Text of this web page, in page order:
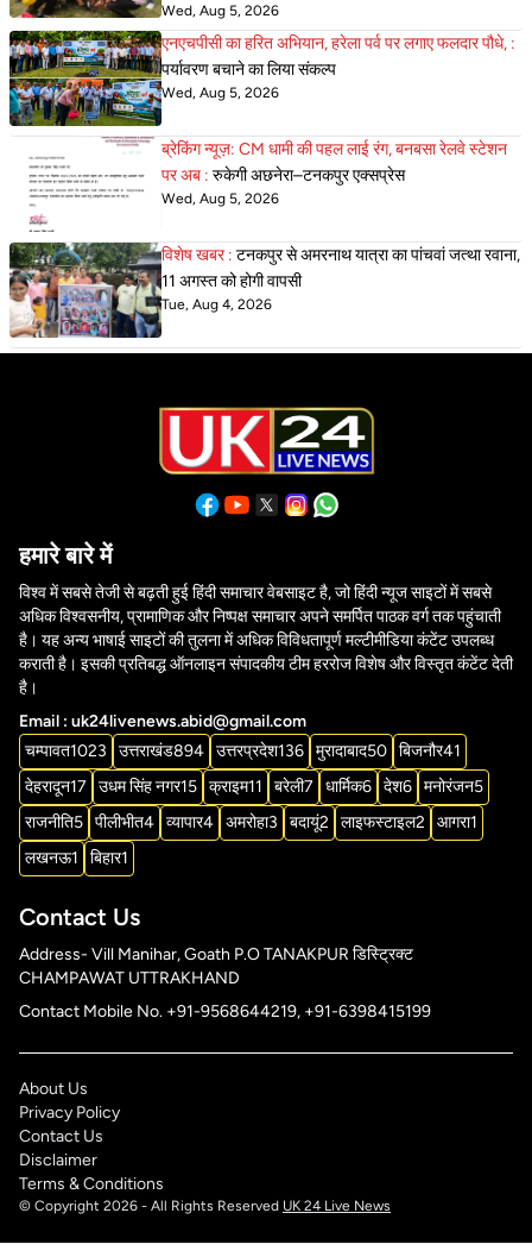
Wed, Aug 5, 2026
एनएचपीसी का हरित अभियान, हरेला पर्व पर लगाए फलदार पौधे, :
पर्यावरण बचाने का लिया संकल्प
Wed, Aug 5, 2026
ब्रेकिंग न्यूज़: CM धामी की पहल लाई रंग, बनबसा रेलवे स्टेशन
पर अब : रुकेगी अछनेरा–टनकपुर एक्सप्रेस
Wed, Aug 5, 2026
विशेष खबर : टनकपुर से अमरनाथ यात्रा का पांचवां जत्था रवाना,
11 अगस्त को होगी वापसी
Tue, Aug 4, 2026
हमारे बारे में
विश्व में सबसे तेजी से बढ़ती हुई हिंदी समाचार वेबसाइट है, जो हिंदी न्यूज साइटों में सबसे
अधिक विश्वसनीय, प्रामाणिक और निष्पक्ष समाचार अपने समर्पित पाठक वर्ग तक पहुंचाती
है। यह अन्य भाषाई साइटों की तुलना में अधिक विविधतापूर्ण मल्टीमीडिया कंटेंट उपलब्ध
कराती है। इसकी प्रतिबद्ध ऑनलाइन संपादकीय टीम हररोज विशेष और विस्तृत कंटेंट देती
है।
Email : uk24livenews.abid@gmail.com
चम्पावत1023 उत्तराखंड894 उत्तरप्रदेश136 मुरादाबाद50 बिजनौर41
देहरादून17 उधम सिंह नगर15 क्राइम11 बरेली7 धार्मिक6 देश6 मनोरंजन5
राजनीति5 पीलीभीत4 व्यापार4 अमरोहा3 बदायूं2 लाइफस्टाइल2 आगरा1
लखनऊ1 बिहार1
Contact Us
Address- Vill Manihar, Goath P.O TANAKPUR डिस्ट्रिक्ट
CHAMPAWAT UTTRAKHAND
Contact Mobile No. +91-9568644219, +91-6398415199
About Us
Privacy Policy
Contact Us
Disclaimer
Terms & Conditions
© Copyright 2026 - All Rights Reserved UK 24 Live News